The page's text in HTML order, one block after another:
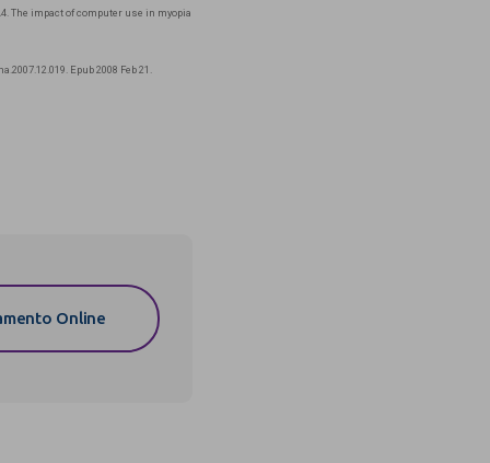
The impact of computer use in myopia
Epub 2008 Feb 21.
Online